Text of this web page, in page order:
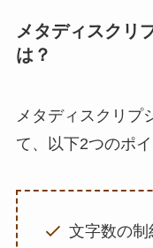
メタディスクリ
は？
メタディスクリプ
て、以下2つのポ
文字数の制